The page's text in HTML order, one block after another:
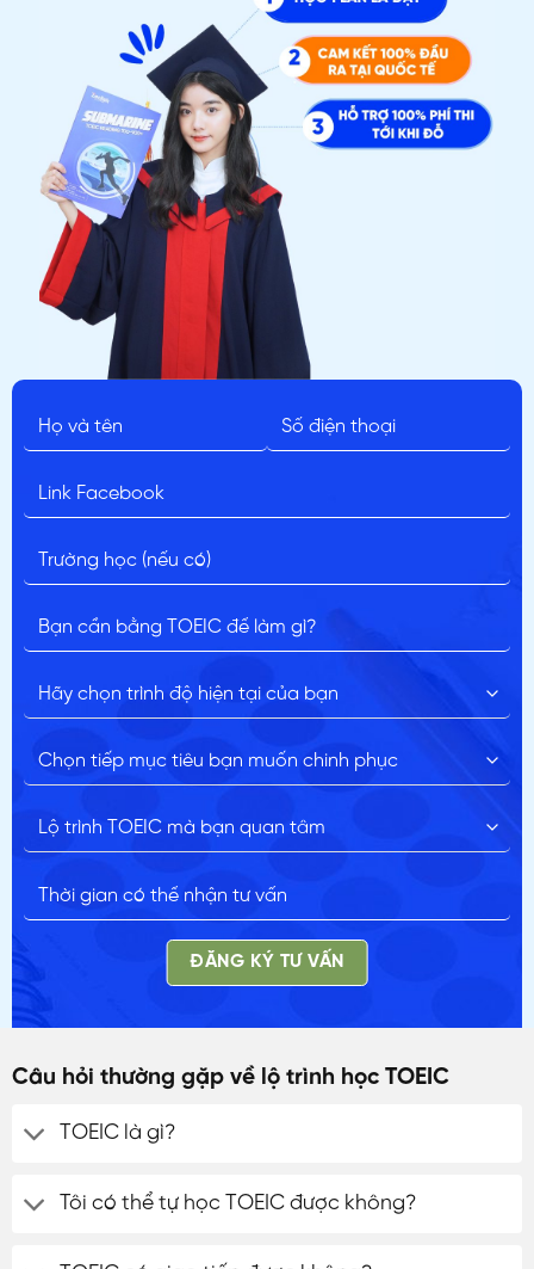
ĐĂNG KÝ TƯ VẤN
Câu hỏi thường gặp về lộ trình học TOEIC
TOEIC là gì?
Tôi có thể tự học TOEIC được không?
ĐĂNG KÝ TƯ VẤN